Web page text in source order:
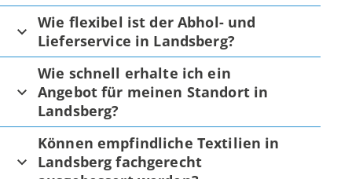
Wie flexibel ist der Abhol- und
Lieferservice in Landsberg?
Wie schnell erhalte ich ein
Angebot für meinen Standort in
Landsberg?
Können empfindliche Textilien in
Landsberg fachgerecht